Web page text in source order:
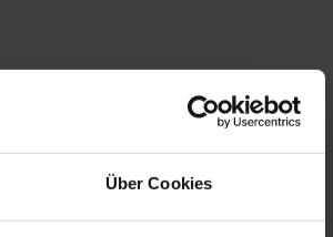
Über Cookies